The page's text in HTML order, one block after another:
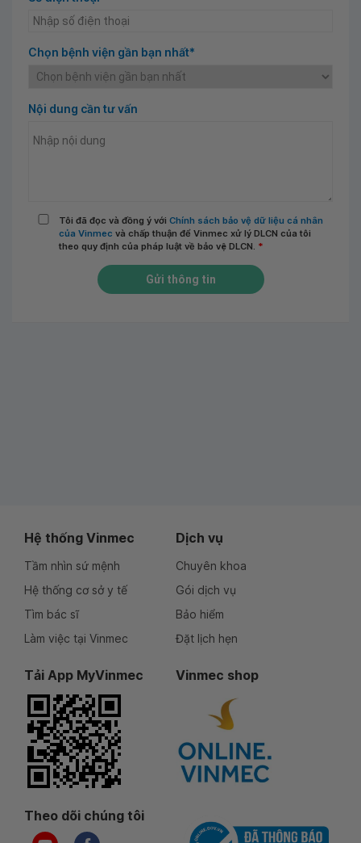
Chọn bệnh viện gần bạn nhất*
Nội dung cần tư vấn
Tôi đã đọc và đồng ý với Chính sách bảo vệ dữ liệu cá nhân
của Vinmec và chấp thuận để Vinmec xử lý DLCN của tôi
theo quy định của pháp luật về bảo vệ DLCN. *
Gửi thông tin
Hệ thống Vinmec
Tầm nhìn sứ mệnh
Hệ thống cơ sở y tế
Tìm bác sĩ
Làm việc tại Vinmec
Dịch vụ
Chuyên khoa
Gói dịch vụ
Bảo hiểm
Đặt lịch hẹn
Tải App MyVinmec Vinmec shop
Theo dõi chúng tôi